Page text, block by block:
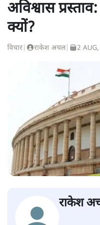
अविश्वास
क्यों?
विचार राकेश अचल| 2
राकेश